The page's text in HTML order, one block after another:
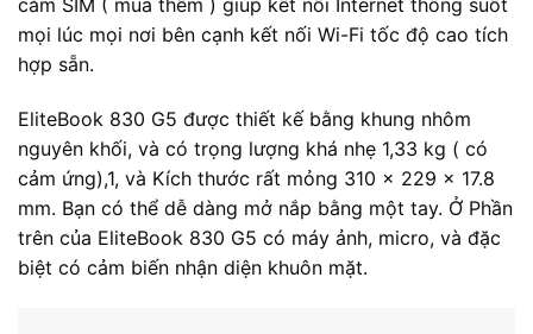
cắm SIM ( mua thêm ) giúp kết nối Internet thông suốt
mọi lúc mọi nơi bên cạnh kết nối Wi-Fi tốc độ cao tích
hợp sẵn.
EliteBook 830 G5 được thiết kế bằng khung nhôm
nguyên khối, và có trọng lượng khá nhẹ 1,33 kg ( có
cảm ứng),1, và Kích thước rất mỏng 310 x 229 x 17.8
mm. Bạn có thể dễ dàng mở nắp bằng một tay. Ở Phần
trên của EliteBook 830 G5 có máy ảnh, micro, và đặc
biệt có cảm biến nhận diện khuôn mặt.